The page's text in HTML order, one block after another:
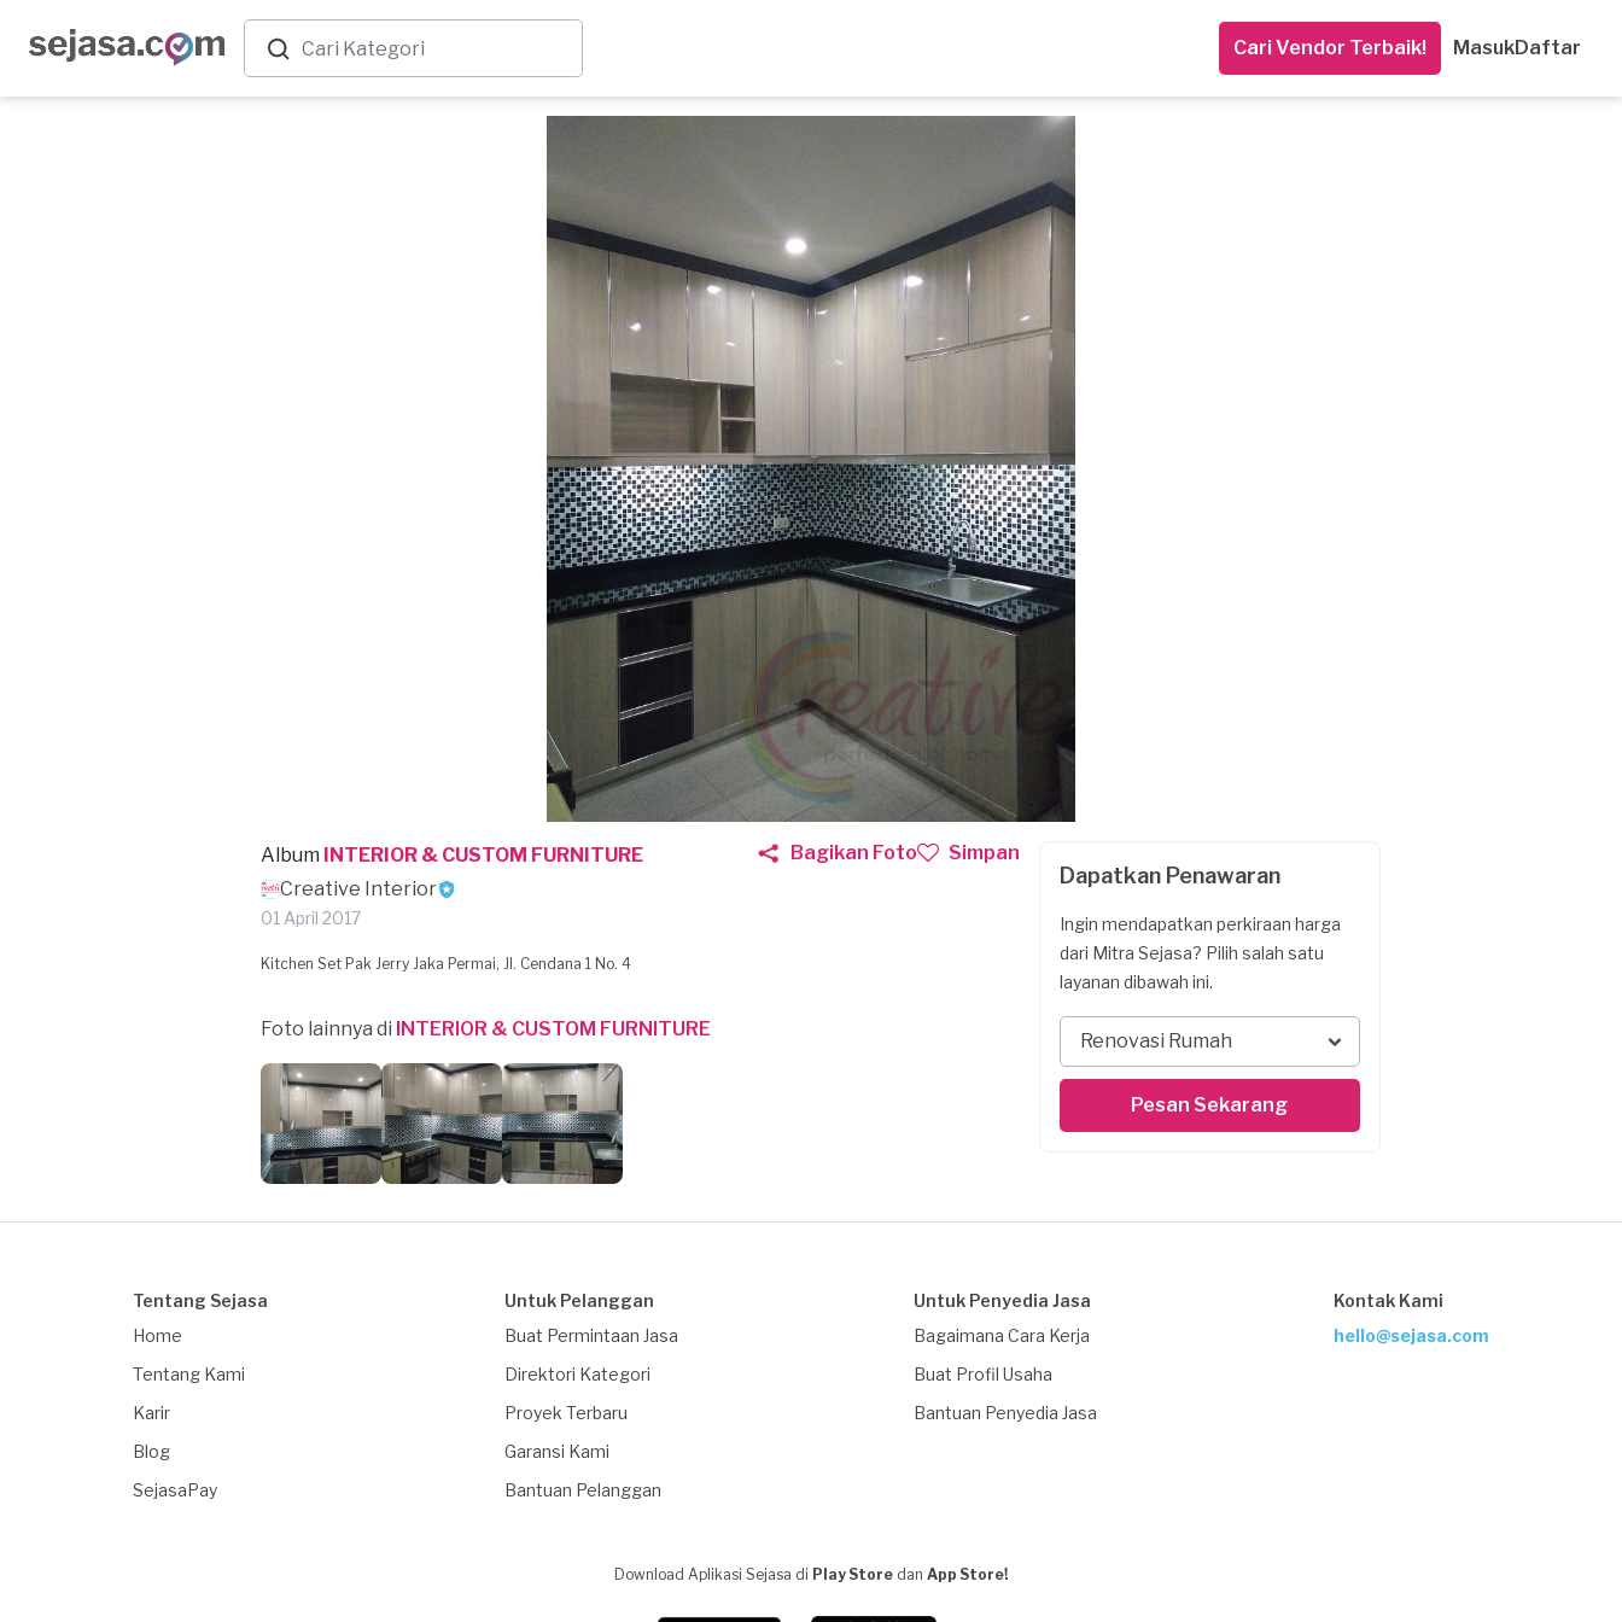
Cari Vendor Terbaik! MasukDaftar
Album INTERIOR & CUSTOM FURNITURE
Creative Interior
01 April 2017
Bagikan Foto Simpan
Kitchen Set Pak Jerry Jaka Permai, Jl. Cendana 1 No. 4
Foto lainnya di INTERIOR & CUSTOM FURNITURE
Dapatkan Penawaran
Ingin mendapatkan perkiraan harga
dari Mitra Sejasa? Pilih salah satu
layanan dibawah ini.
Renovasi Rumah
Pesan Sekarang
Tentang Sejasa
Home
Tentang Kami
Karir
Blog
SejasaPay
Untuk Pelanggan
Buat Permintaan Jasa
Direktori Kategori
Proyek Terbaru
Garansi Kami
Bantuan Pelanggan
Untuk Penyedia Jasa
Bagaimana Cara Kerja
Buat Profil Usaha
Bantuan Penyedia Jasa
Kontak Kami
hello@sejasa.com
Download Aplikasi Sejasa di Play Store dan App Store!